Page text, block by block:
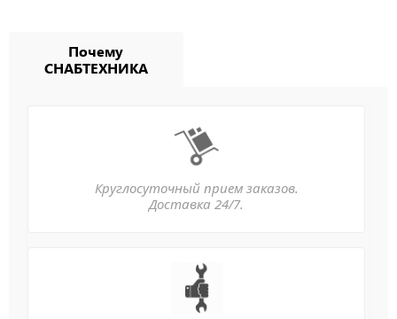
Почему
СНАБТЕХНИКА
Круглосуточный прием заказов.
Доставка 24/7.